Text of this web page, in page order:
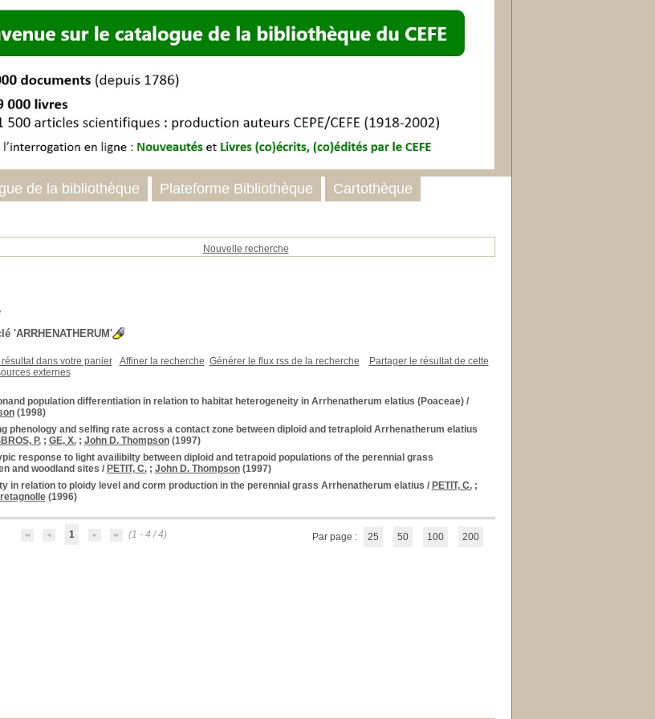
Nouvelle recherche
'ARRHENATHERUM'
dans votre panier Affiner la recherche Générer le flux rss de la recherche
Partager le résultat de cette
externes
population differentiation in relation to habitat heterogeneity in Arrhenatherum elatius (Poaceae)/
(1998)
phenology and selfing rate across a contact zone between diploid and tetraploid Arrhenatherum elatius
P.; GE, X.; John D. Thompson(1997)
response to light availibilty between diploid and tetrapoid populations of the perennial grass
and woodland sites / PETIT, C.; John D. Thompson(1997)
in relation to ploidy level and corm production in the perennial grass Arrhenatherum elatius / PETIT, C.;
(1996)
1 (1 - 4 / 4) Par page : 25 50 100 200
de la bibliothèque Plateforme Bibliothèque Cartothèque